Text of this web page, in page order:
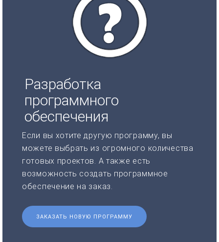
Разработка
программного
обеспечения
Если вы хотите другую программу, вы
можете выбрать из огромного количества
готовых проектов. А также есть
возможность создать программное
обеспечение на заказ.
ЗАКАЗАТЬ НОВУЮ ПРОГРАММУ